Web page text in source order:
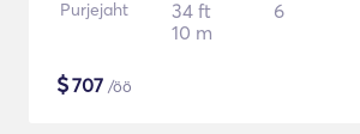
Purjejaht
34 ft
10 m
6
$707 /öö